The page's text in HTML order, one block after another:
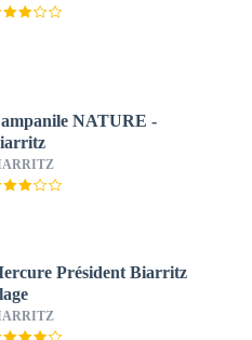
NATURE -
Président Biarritz